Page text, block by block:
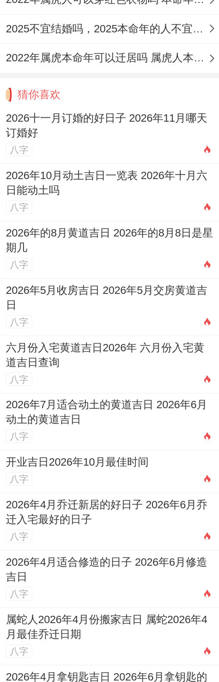
2025不宜结婚吗，2025本命年的人不宜结婚怎么破解
2022年属虎本命年可以迁居吗 属虎人本命年注意事项
猜你喜欢
2026十一月订婚的好日子 2026年11月哪天
订婚好
八字
2026年10月动土吉日一览表 2026年十月六
日能动土吗
八字
2026年的8月黄道吉日 2026年的8月8日是星
期几
八字
2026年5月收房吉日 2026年5月交房黄道吉
日
八字
六月份入宅黄道吉日2026年 六月份入宅黄
道吉日查询
八字
2026年7月适合动土的黄道吉日 2026年6月
动土的黄道吉日
八字
开业吉日2026年10月最佳时间
八字
2026年4月乔迁新居的好日子 2026年6月乔
迁入宅最好的日子
八字
2026年4月适合修造的日子 2026年6月修造
吉日
八字
属蛇人2026年4月份搬家吉日 属蛇2026年4
月最佳乔迁日期
八字
2026年4月拿钥匙吉日 2026年6月拿钥匙的